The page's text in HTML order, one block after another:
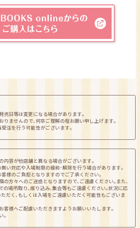
売日等は変更になる場合があります｡
ませんので､何卒ご理解の程お願い申し上げます｡
注を行う可能性がございます｡
容が他店舗と異なる場合がございます｡
い対応や入場制限の緩和･解除を行う場合があります｡
様のご負担となりますのでご了承ください｡
方々へのご迷惑となりますので､ご遠慮ください｡また､
の場所取り､座り込み､集会等もご遠慮ください｡状況に応
だく､もしくは入場をご遠慮いただく可能性もございま
様へご配慮いただきますようお願いいたします｡
｡